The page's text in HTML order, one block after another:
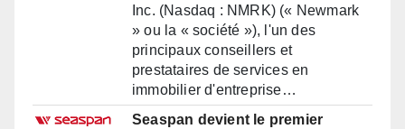
Inc. (Nasdaq : NMRK) (« Newmark
» ou la « société »), l'un des
principaux conseillers et
prestataires de services en
immobilier d'entreprise…
Seaspan devient le premier